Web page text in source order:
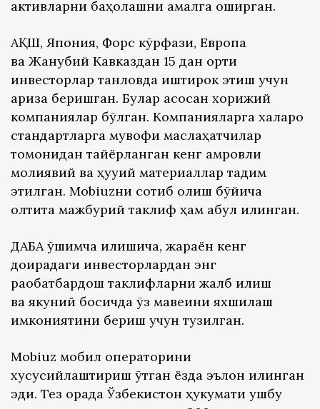
активларни баҳолашни амалга оширган.
АҚШ, Япония, Форс кўрфази, Европа
ва Жанубий Кавказдан 15 дан ортиқ
инвесторлар танловда иштирок этиш учун
ариза беришган. Булар асосан хорижий
компаниялар бўлган. Компанияларга халқаро
стандартларга мувофиқ маслаҳатчилар
томонидан тайёрланган кенг қамровли
молиявий ва ҳуқуқий материаллар тақдим
этилган. Mobiuzни сотиб олиш бўйича
олтита мажбурий таклиф ҳам қабул қилинган.
ДАБА қўшимча қилишича, жараён кенг
доирадаги инвесторлардан энг
рақобатбардош таклифларни жалб қилиш
ва якуний босқичда ўз мавқеини яхшилаш
имкониятини бериш учун тузилган.
Mobiuz мобил операторини
хусусийлаштириш ўтган ёзда эълон қилинган
эди. Тез орада Ўзбекистон ҳукумати ушбу